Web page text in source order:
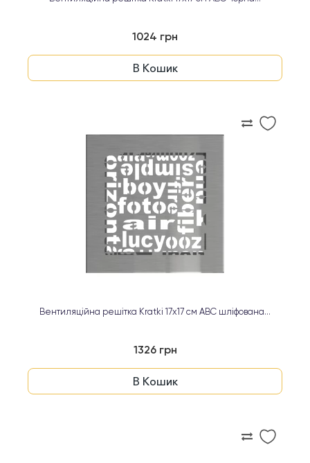
1024 грн
В Кошик
Вентиляційна решітка Kratki 17х17 см ABC шліфована...
1326 грн
В Кошик